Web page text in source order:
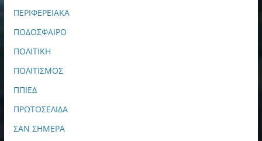
ΠΕΡΙΦΕΡΕΙΑΚΑ
ΠΟΔΟΣΦΑΙΡΟ
ΠΟΛΙΤΙΚΗ
ΠΟΛΙΤΙΣΜΟΣ
ΠΠΙΕΔ
ΠΡΩΤΟΣΕΛΙΔΑ
ΣΑΝ ΣΗΜΕΡΑ